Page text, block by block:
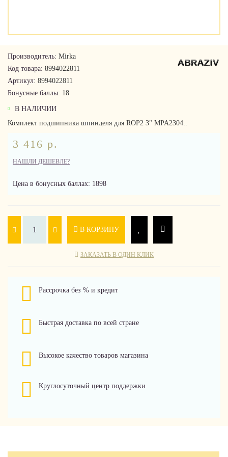
Производитель: Mirka
Код товара: 8994022811
Артикул: 8994022811
Бонусные баллы: 18
В НАЛИЧИИ
Комплект подшипника шпинделя для ROP2 3" MPA2304..
3 416 р.
НАШЛИ ДЕШЕВЛЕ?
Цена в бонусных баллах: 1898
В КОРЗИНУ
ЗАКАЗАТЬ В ОДИН КЛИК
Рассрочка без % и кредит
Быстрая доставка по всей стране
Высокое качество товаров магазина
Круглосуточный центр поддержки